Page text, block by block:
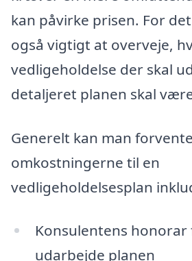
kan påvirke prisen. For
også vigtigt at overveje,
vedligeholdelse der skal
detaljeret planen skal
Generelt kan man
omkostningerne til en
vedligeholdelsesplan
Konsulentens honorar
udarbejde planen